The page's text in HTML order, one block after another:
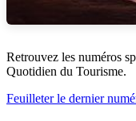
Retrouvez les numéros
Quotidien du Tourisme.
Feuilleter le dernier